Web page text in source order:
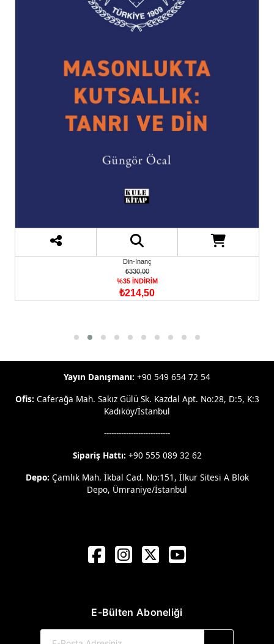
Din-İnanç
₺330,00
%35 İNDİRİM
₺214,50
Yayın Danışmanı: +90 549 654 72 54
Ofis: Caferağa Mah. Sakız Gülü Sk. Kazdal Apt. No:28, D:5, K:3
Kadıköy/İstanbul
---------------------------
Sipariş Hattı: +90 555 089 32 62
Depo: Çamlık Mah. İkbal Cad. No:151, İlkur Sitesi A Blok
Depo, Ümraniye/İstanbul
E-Bülten Aboneliği